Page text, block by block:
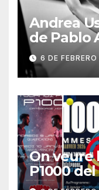
Andrea
de Pablo
6 DE
On veure
P1000